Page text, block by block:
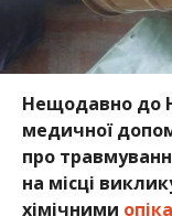
Нещодавно до
медичної
про
на місці
хімічними